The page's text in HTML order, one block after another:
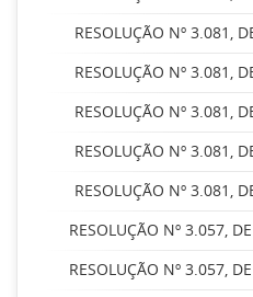
RESOLUÇÃO Nº 3.081,
RESOLUÇÃO Nº 3.081,
RESOLUÇÃO Nº 3.081,
RESOLUÇÃO Nº 3.081,
RESOLUÇÃO Nº 3.081,
RESOLUÇÃO Nº 3.057,
RESOLUÇÃO Nº 3.057,